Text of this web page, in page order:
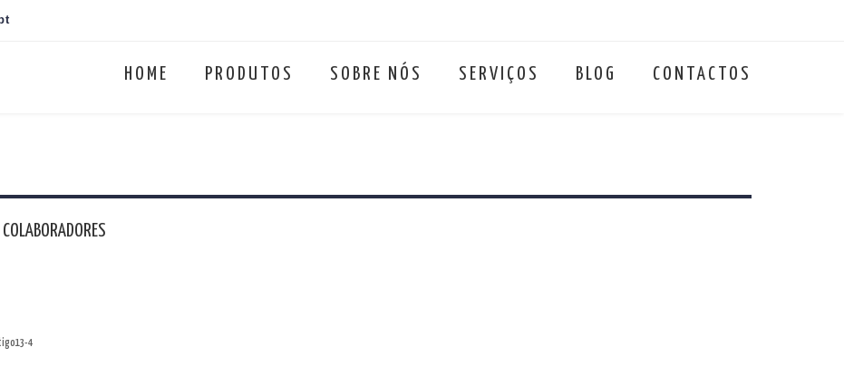
HOME PRODUTOS SOBRE NÓS SERVIÇOS BLOG CONTACTOS